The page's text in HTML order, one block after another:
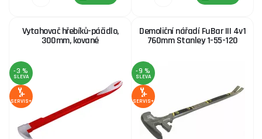
Vytahovač hřebíků-páčidlo,
300mm, kované
-3 %
SLEVA
SERVIS+
Demoliční nářadí FuBar III 4v1
760mm Stanley 1-55-120
-9 %
SLEVA
SERVIS+